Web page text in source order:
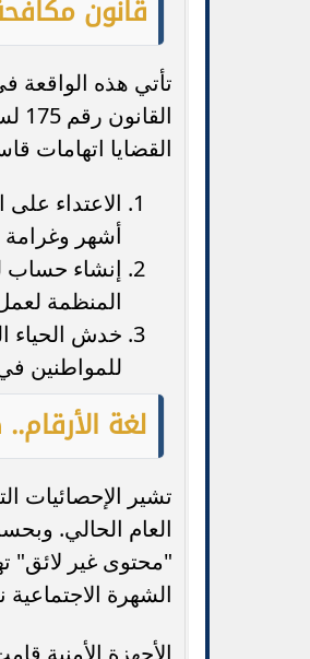
قانون
تأتي هذه الواقعة
القضايا اتهامات
أشهر وغرامة تصل
إنشاء حساب
المنظمة
خدش الحياء
للمواطنين
لغة
تشير الإحصائيات
الشهرة الاجتماعية نسبة 25%
الأجهزة الأمنية